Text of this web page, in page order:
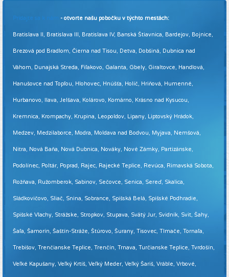
Pridajte sa k nám - otvorte našu pobočku v týchto mestách:
Bratislava II, Bratislava III, Bratislava IV, Banská Štiavnica, Bardejov, Bojnice,
Brezová pod Bradlom, Čierna nad Tisou, Detva, Dobšiná, Dubnica nad
Váhom, Dunajská Streda, Fiľakovo, Galanta, Gbely, Giraltovce, Handlová,
Hanušovce nad Topľou, Hlohovec, Hnúšťa, Holíč, Hriňová, Humenné,
Hurbanovo, Ilava, Jelšava, Kolárovo, Komárno, Krásno nad Kysucou,
Kremnica, Krompachy, Krupina, Leopoldov, Lipany, Liptovský Hrádok,
Medzev, Medzilaborce, Modra, Moldava nad Bodvou, Myjava, Nemšová,
Nitra, Nová Baňa, Nová Dubnica, Nováky, Nové Zámky, Partizánske,
Podolínec, Poltár, Poprad, Rajec, Rajecké Teplice, Revúca, Rimavská Sobota,
Rožňava, Ružomberok, Sabinov, Sečovce, Senica, Sereď, Skalica,
Sládkovičovo, Sliač, Snina, Sobrance, Spišská Belá, Spišské Podhradie,
Spišské Vlachy, Strážske, Stropkov, Stupava, Svätý Jur, Svidník, Svit, Šahy,
Šaľa, Šamorín, Šaštín-Stráže, Štúrovo, Šurany, Tisovec, Tlmače, Tornaľa,
Trebišov, Trenčianske Teplice, Trenčín, Trnava, Turčianske Teplice, Tvrdošín,
Veľké Kapušany, Veľký Krtíš, Veľký Meder, Veľký Šariš, Vráble, Vrbové,